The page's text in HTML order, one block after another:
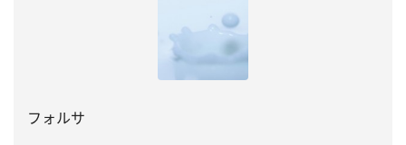
フォルサ